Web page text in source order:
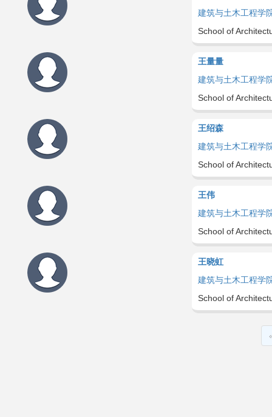
建筑与土木工程学
School of
王量量
建筑与土木工程学
School of
王绍森
建筑与土木工程学
School of
王伟
建筑与土木工程学
School of
王晓虹
建筑与土木工程学
School of